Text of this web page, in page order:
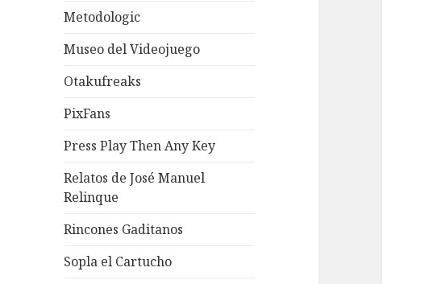
Metodologic
Museo del Videojuego
Otakufreaks
PixFans
Press Play Then Any Key
Relatos de José Manuel
Relinque
Rincones Gaditanos
Sopla el Cartucho